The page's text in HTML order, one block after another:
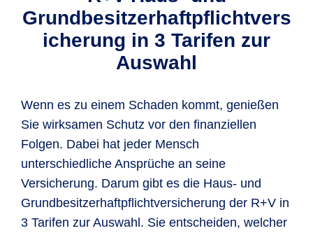
Grundbesitzerhaftpflichtvers
icherung in 3 Tarifen zur
Auswahl
Wenn es zu einem Schaden kommt, genießen
Sie wirksamen Schutz vor den finanziellen
Folgen. Dabei hat jeder Mensch
unterschiedliche Ansprüche an seine
Versicherung. Darum gibt es die Haus- und
Grundbesitzerhaftpflichtversicherung der R+V in
3 Tarifen zur Auswahl. Sie entscheiden, welcher